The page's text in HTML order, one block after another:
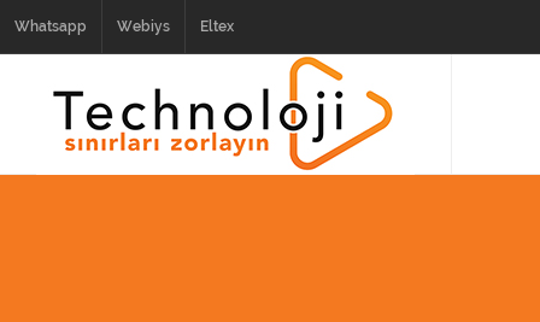
Whatsapp Webiys Eltex